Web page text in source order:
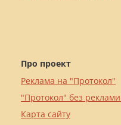
Про проект
Реклама на "Протокол"
"Протокол" без
Карта сайту